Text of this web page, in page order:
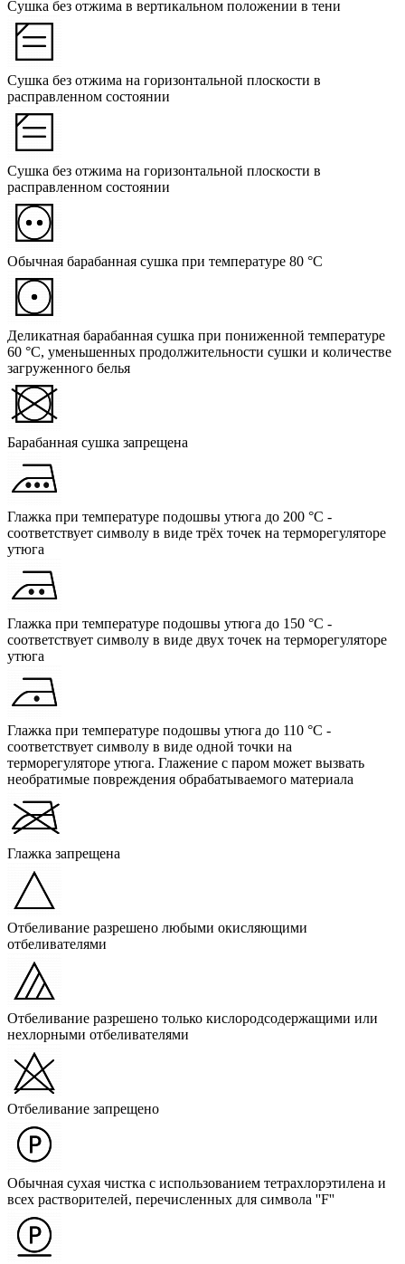
Сушка без отжима в вертикальном положении в тени
Сушка без отжима на горизонтальной плоскости в
расправленном состоянии
Сушка без отжима на горизонтальной плоскости в
расправленном состоянии
Обычная барабанная сушка при температуре 80 °C
Деликатная барабанная сушка при пониженной температуре
60 °C, уменьшенных продолжительности сушки и количестве
загруженного белья
Барабанная сушка запрещена
Глажка при температуре подошвы утюга до 200 °C -
соответствует символу в виде трёх точек на терморегуляторе
утюга
Глажка при температуре подошвы утюга до 150 °C -
соответствует символу в виде двух точек на терморегуляторе
утюга
Глажка при температуре подошвы утюга до 110 °C -
соответствует символу в виде одной точки на
терморегуляторе утюга. Глажение с паром может вызвать
необратимые повреждения обрабатываемого материала
Глажка запрещена
Отбеливание разрешено любыми окисляющими
отбеливателями
Отбеливание разрешено только кислородсодержащими или
нехлорными отбеливателями
Отбеливание запрещено
Обычная сухая чистка с использованием тетрахлорэтилена и
всех растворителей, перечисленных для символа ''F''